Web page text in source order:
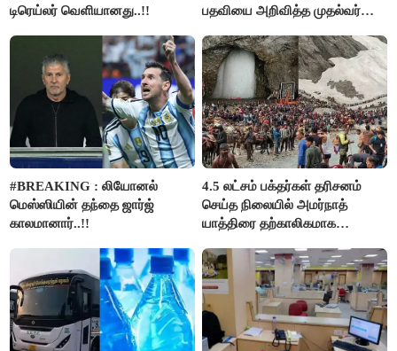
டிரெய்லர் வெளியானது..!!
பதவியை அறிவித்த முதல்வர்
#BREAKING : லியோனல்
மெஸ்ஸியின் தந்தை ஜார்ஜ்
காலமானார்..!!
4.5 லட்சம் பக்தர்கள் தரிசனம்
செய்த நிலையில் அமர்நாத்
யாத்திரை தற்காலிகமாக